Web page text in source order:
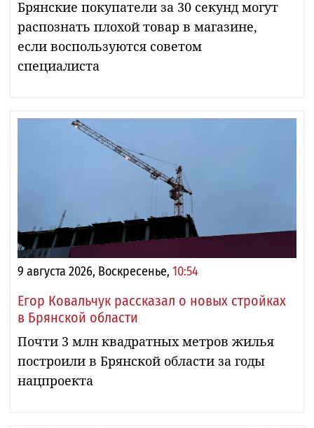
Брянские покупатели за 30 секунд могут
распознать плохой товар в магазине,
если воспользуются советом
специалиста
9 августа 2026, Воскресенье, 10:54
Егор Ковальчук рассказал о новых стройках
в Брянской области
Почти 3 млн квадратных метров жилья
построили в Брянской области за годы
нацпроекта